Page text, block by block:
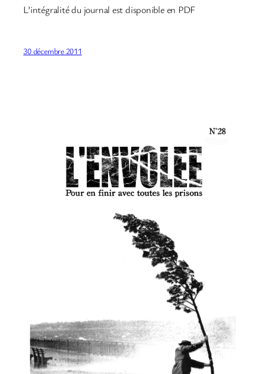
L’intégralité du journal est disponible en PDF
30 décembre 2011